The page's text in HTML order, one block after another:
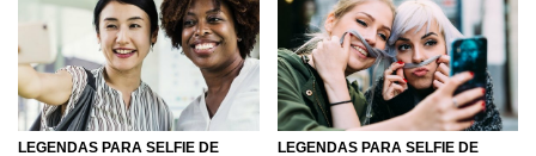
LEGENDAS PARA SELFIE DE LEGENDAS PARA SELFIE DE